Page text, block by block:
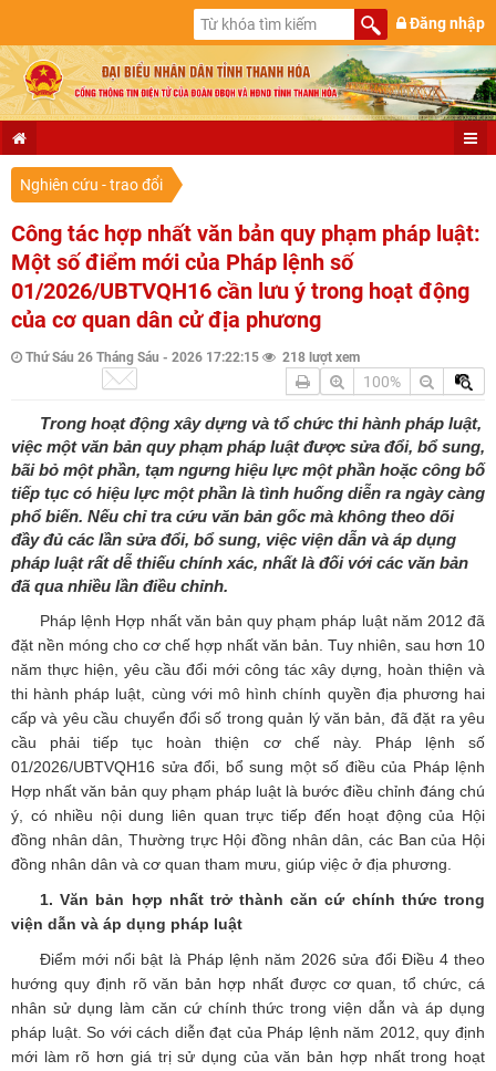
Đăng nhập
Nghiên cứu - trao đổi
Công tác hợp nhất văn bản quy phạm pháp luật:
Một số điểm mới của Pháp lệnh số
01/2026/UBTVQH16 cần lưu ý trong hoạt động
của cơ quan dân cử địa phương
Thứ Sáu 26 Tháng Sáu - 2026 17:22:15 218 lượt xem
100%
Trong hoạt động xây dựng và tổ chức thi hành pháp luật,
việc một văn bản quy phạm pháp luật được sửa đổi, bổ sung,
bãi bỏ một phần, tạm ngưng hiệu lực một phần hoặc công bố
tiếp tục có hiệu lực một phần là tình huống diễn ra ngày càng
phổ biến. Nếu chỉ tra cứu văn bản gốc mà không theo dõi
đầy đủ các lần sửa đổi, bổ sung, việc viện dẫn và áp dụng
pháp luật rất dễ thiếu chính xác, nhất là đối với các văn bản
đã qua nhiều lần điều chỉnh.
Pháp lệnh Hợp nhất văn bản quy phạm pháp luật năm 2012 đã
đặt nền móng cho cơ chế hợp nhất văn bản. Tuy nhiên, sau hơn 10
năm thực hiện, yêu cầu đổi mới công tác xây dựng, hoàn thiện và
thi hành pháp luật, cùng với mô hình chính quyền địa phương hai
cấp và yêu cầu chuyển đổi số trong quản lý văn bản, đã đặt ra yêu
cầu phải tiếp tục hoàn thiện cơ chế này. Pháp lệnh số
01/2026/UBTVQH16 sửa đổi, bổ sung một số điều của Pháp lệnh
Hợp nhất văn bản quy phạm pháp luật là bước điều chỉnh đáng chú
ý, có nhiều nội dung liên quan trực tiếp đến hoạt động của Hội
đồng nhân dân, Thường trực Hội đồng nhân dân, các Ban của Hội
đồng nhân dân và cơ quan tham mưu, giúp việc ở địa phương.
1. Văn bản hợp nhất trở thành căn cứ chính thức trong
viện dẫn và áp dụng pháp luật
Điểm mới nổi bật là Pháp lệnh năm 2026 sửa đổi Điều 4 theo
hướng quy định rõ văn bản hợp nhất được cơ quan, tổ chức, cá
nhân sử dụng làm căn cứ chính thức trong viện dẫn và áp dụng
pháp luật. So với cách diễn đạt của Pháp lệnh năm 2012, quy định
mới làm rõ hơn giá trị sử dụng của văn bản hợp nhất trong hoạt